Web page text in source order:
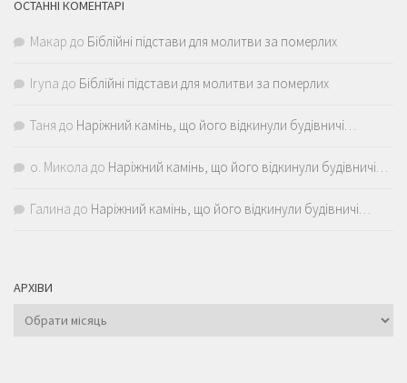
ОСТАННІ КОМЕНТАРІ
Макар до Біблійні підстави для молитви за померлих
Iryna до Біблійні підстави для молитви за померлих
Таня до Наріжний камінь, що його відкинули будівничі…
о. Микола до Наріжний камінь, що його відкинули будівничі…
Галина до Наріжний камінь, що його відкинули будівничі…
АРХІВИ
Архіви